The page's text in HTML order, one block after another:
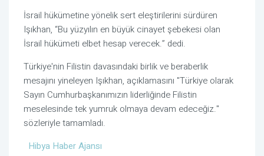
İsrail hükümetine yönelik sert eleştirilerini sürdüren
Işıkhan, “Bu yüzyılın en büyük cinayet şebekesi olan
İsrail hükümeti elbet hesap verecek.” dedi.
Türkiye'nin Filistin davasındaki birlik ve beraberlik
mesajını yineleyen Işıkhan, açıklamasını "Türkiye olarak
Sayın Cumhurbaşkanımızın liderliğinde Filistin
meselesinde tek yumruk olmaya devam edeceğiz."
sözleriyle tamamladı.
Hibya Haber Ajansı